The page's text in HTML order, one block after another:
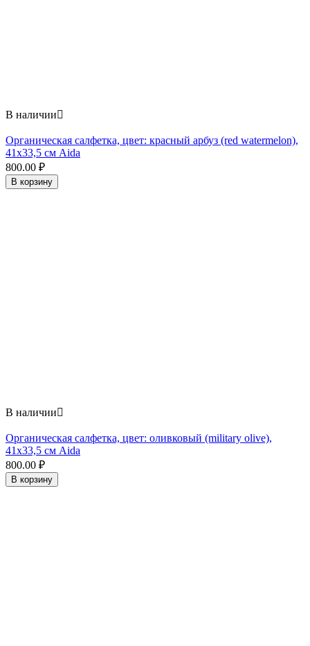
В наличии
Органическая салфетка, цвет: красный арбуз (red watermelon),
41x33,5 см Aida
800.00 ₽
В корзину
В наличии
Органическая салфетка, цвет: оливковый (military olive),
41x33,5 см Aida
800.00 ₽
В корзину